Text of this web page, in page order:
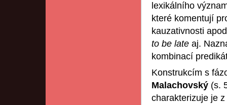
lexikálního
které komentují
kauzativnosti
to be late aj.
kombinací
Konstrukcím s
Malachovský (s.
charakterizuje je